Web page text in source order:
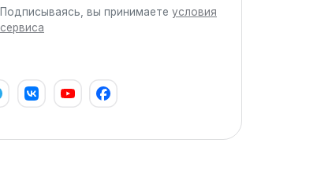
Подписываясь, вы принимаете условия
сервиса